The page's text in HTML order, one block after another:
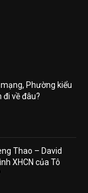
Phường kiểu
đi về đâu?
Thao – David
XHCN của Tô